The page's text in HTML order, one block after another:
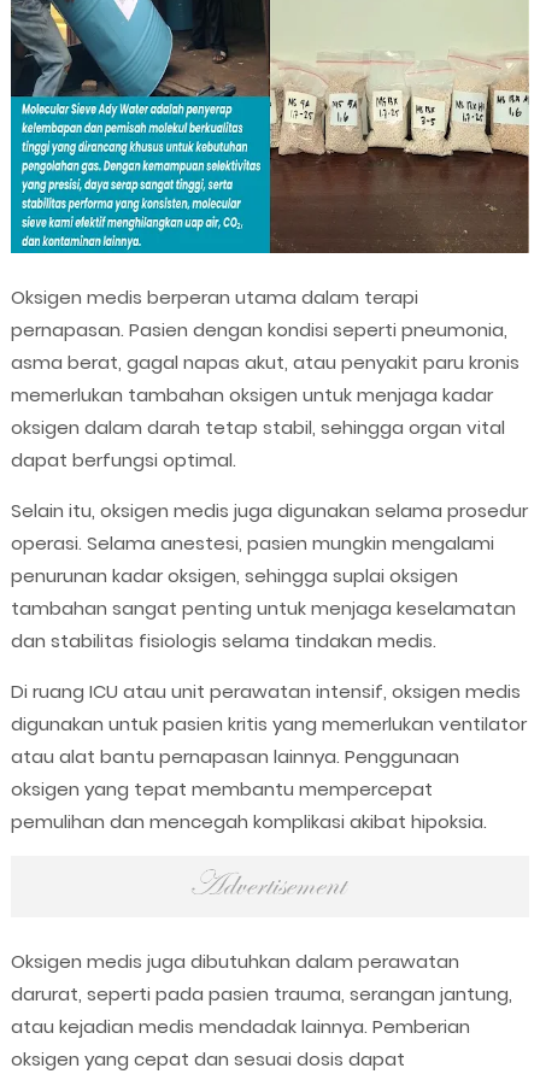
Oksigen medis berperan utama dalam terapi
pernapasan. Pasien dengan kondisi seperti pneumonia,
asma berat, gagal napas akut, atau penyakit paru kronis
memerlukan tambahan oksigen untuk menjaga kadar
oksigen dalam darah tetap stabil, sehingga organ vital
dapat berfungsi optimal.
Selain itu, oksigen medis juga digunakan selama prosedur
operasi. Selama anestesi, pasien mungkin mengalami
penurunan kadar oksigen, sehingga suplai oksigen
tambahan sangat penting untuk menjaga keselamatan
dan stabilitas fisiologis selama tindakan medis.
Di ruang ICU atau unit perawatan intensif, oksigen medis
digunakan untuk pasien kritis yang memerlukan ventilator
atau alat bantu pernapasan lainnya. Penggunaan
oksigen yang tepat membantu mempercepat
pemulihan dan mencegah komplikasi akibat hipoksia.
Oksigen medis juga dibutuhkan dalam perawatan
darurat, seperti pada pasien trauma, serangan jantung,
atau kejadian medis mendadak lainnya. Pemberian
oksigen yang cepat dan sesuai dosis dapat